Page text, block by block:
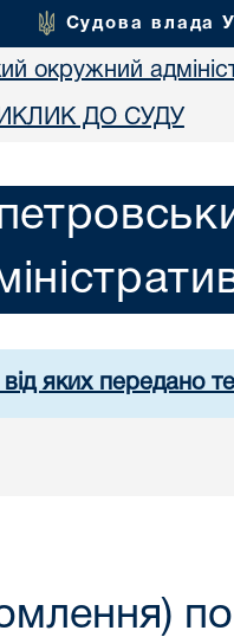
Судова влада
окружний
ДО СУДУ
від яких передано